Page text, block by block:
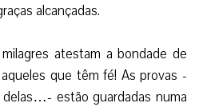
alcançadas.
atestam a bondade de
que têm fé! As provas -
estão guardadas numa